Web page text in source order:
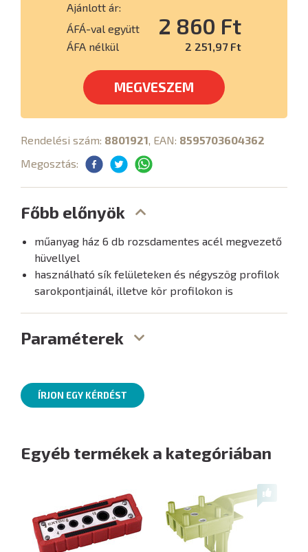
Ajánlott ár:
ÁFÁ-val együtt
2 860 Ft
ÁFA nélkül 2 251,97 Ft
MEGVESZEM
Rendelési szám: 8801921, EAN: 8595703604362
Megosztás:
Főbb előnyök
műanyag ház 6 db rozsdamentes acél megvezető
hüvellyel
használható sík felületeken és négyszög profilok
sarokpontjainál, illetve kör profilokon is
Paraméterek
ÍRJON EGY KÉRDÉST
Egyéb termékek a kategóriában